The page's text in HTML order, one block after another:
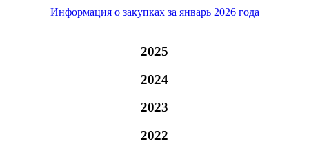
Информация о закупках за январь 2026 года
2025
2024
2023
2022